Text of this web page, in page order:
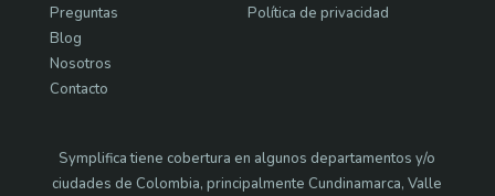
Preguntas
Blog
Nosotros
Contacto
Política de privacidad
Symplifica tiene cobertura en algunos departamentos y/o
ciudades de Colombia, principalmente Cundinamarca, Valle